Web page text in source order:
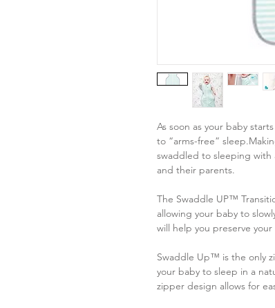
As soon as your baby
to “arms-free”
swaddled to sleeping
and their parents.
The Swaddle UP™
allowing your baby to
will help you preserve
Swaddle Up™ is the only
your baby to sleep in a
zipper design allows for